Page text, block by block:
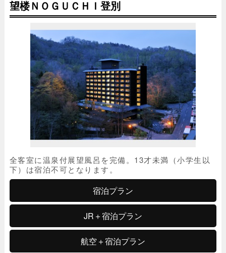
望楼ＮＯＧＵＣＨＩ登別
全客室に温泉付展望風呂を完備。13才未満（小学生以
下）は宿泊不可となります。
宿泊プラン
JR＋宿泊プラン
航空＋宿泊プラン